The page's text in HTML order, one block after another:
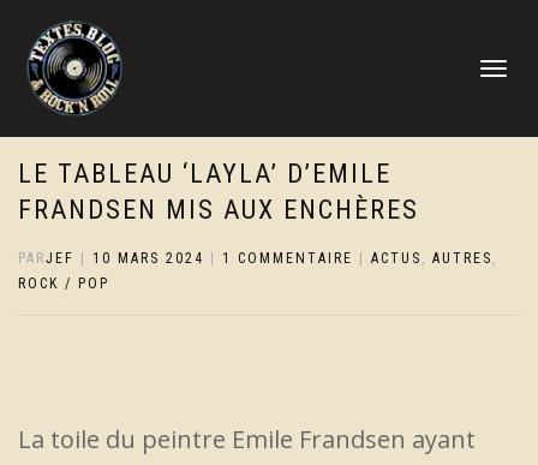
DÉPLIER
LE TABLEAU ‘LAYLA’ D’EMILE
FRANDSEN MIS AUX ENCHÈRES
PARJEF 10 MARS 2024 1 COMMENTAIRE ACTUS , AUTRES ,
ROCK / POP
La toile du peintre Emile Frandsen ayant